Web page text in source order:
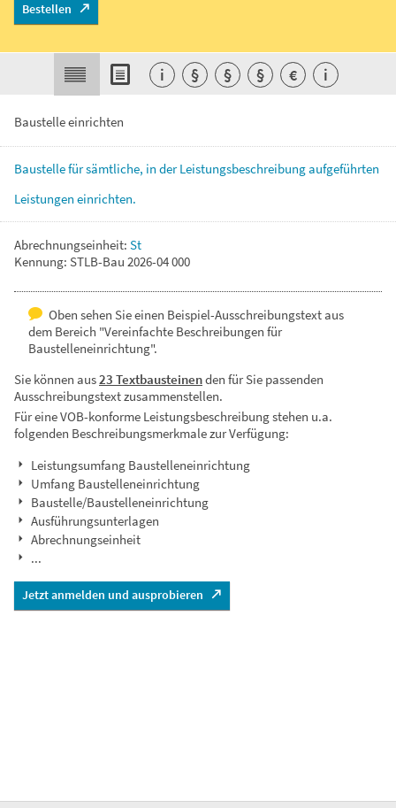
Baustelle einrichten
Baustellefürsämtliche, in derLeistungsbeschreibungaufgeführten
Leistungen einrichten.
Abrechnungseinheit: St
Kennung: STLB-Bau 2026-04 000
Oben sehen Sie einen Beispiel-Ausschreibungstext aus
dem Bereich "Vereinfachte Beschreibungen für
Baustelleneinrichtung".
Sie können aus23 Textbausteinenden für Sie passenden
Ausschreibungstext zusammenstellen.
Für eine VOB-konforme Leistungsbeschreibung stehen u.a.
folgenden Beschreibungsmerkmale zur Verfügung:
Leistungsumfang Baustelleneinrichtung
Umfang Baustelleneinrichtung
Baustelle/Baustelleneinrichtung
Ausführungsunterlagen
Abrechnungseinheit
...
Jetzt anmelden und ausprobieren
Bestellen
i § § § € i